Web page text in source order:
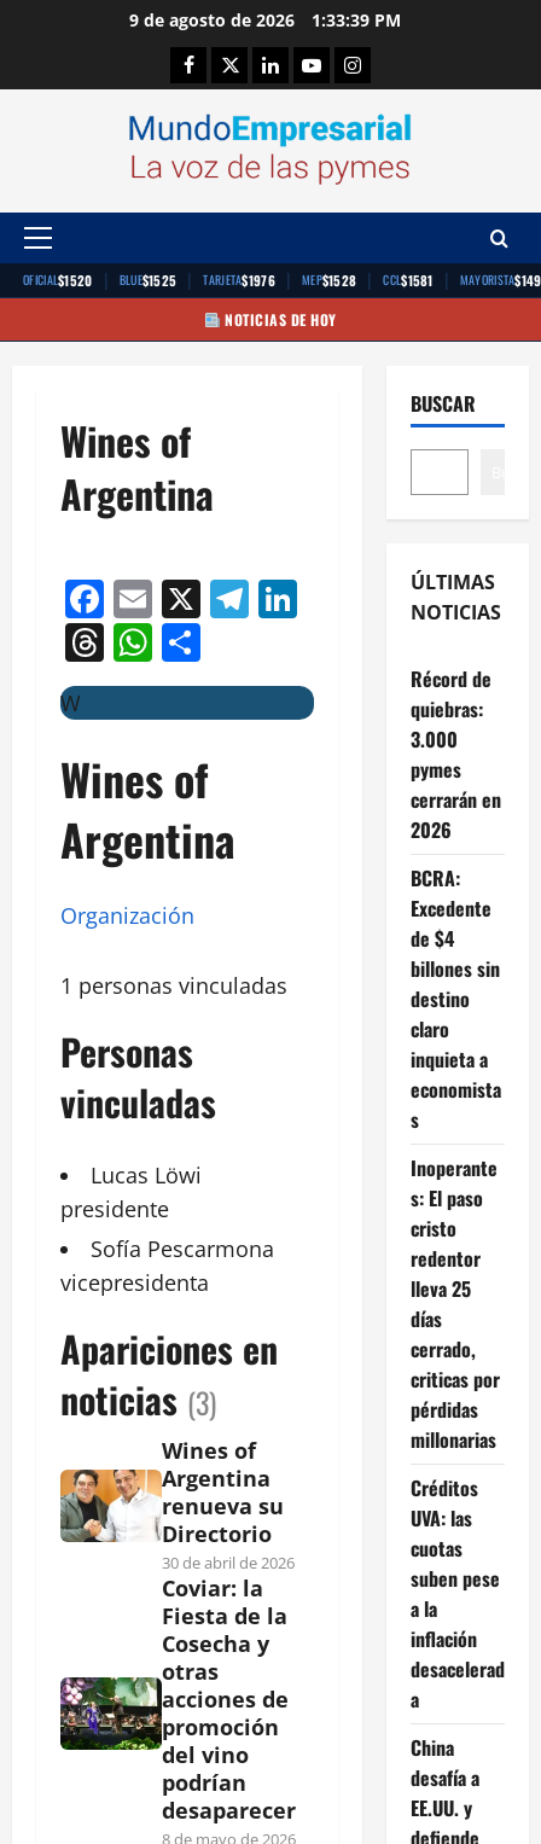
9 de agosto de 2026 1:33:40 PM
Facebook
TwitterLinkedinYoutubeInstagram
Menú
principal
OFICIAL$1520 | BLUE$1525 | TARJETA$1976 | MEP$1528 | CCL$1581 | MAYORISTA
NOTICIAS DE HOY
Wines of
Argentina
Facebook
Email
X Telegram
LinkedIn
Threads
WhatsApp
W
Wines of
Argentina
Organización
1 personas vinculadas
Personas
vinculadas
Lucas Löwi
presidente
Sofía Pescarmona
vicepresidenta
Apariciones en
noticias (3)
Wines of
Argentina
renueva su
Directorio
30 de abril de 2026
Coviar: la
Fiesta de la
Cosecha y
otras
acciones de
promoción
del vino
podrían
desaparecer
8 de mayo de 2026
BUSCAR
ÚLTIMAS
NOTICIAS
Récord de
quiebras:
3.000
pymes
cerrarán en
2026
BCRA:
Excedente
de $4
billones sin
destino
claro
inquieta a
economista
s
Inoperante
s: El paso
cristo
redentor
lleva 25
días
cerrado,
criticas por
pérdidas
millonarias
Créditos
UVA: las
cuotas
suben pese
a la
inflación
desacelerad
a
China
desafía a
EE.UU. y
defiende